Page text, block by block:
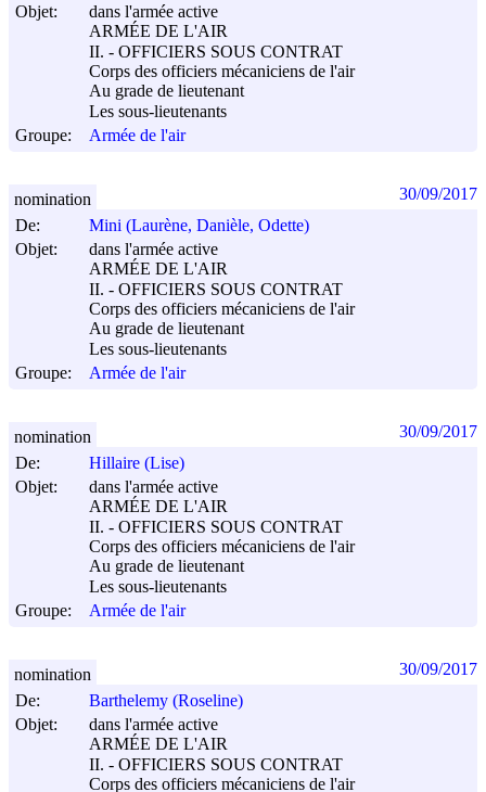
Objet:
dans l'armée active
ARMÉE DE L'AIR
II. - OFFICIERS SOUS CONTRAT
Corps des officiers mécaniciens de l'air
Au grade de lieutenant
Les sous-lieutenants
Groupe:
Armée de l'air
De:
Mini (Laurène, Danièle, Odette)
Objet:
dans l'armée active
ARMÉE DE L'AIR
II. - OFFICIERS SOUS CONTRAT
Corps des officiers mécaniciens de l'air
Au grade de lieutenant
Les sous-lieutenants
Groupe:
Armée de l'air
nomination 30/09/2017
De:
Hillaire (Lise)
Objet:
dans l'armée active
ARMÉE DE L'AIR
II. - OFFICIERS SOUS CONTRAT
Corps des officiers mécaniciens de l'air
Au grade de lieutenant
Les sous-lieutenants
Groupe:
Armée de l'air
nomination 30/09/2017
De:
Barthelemy (Roseline)
Objet:
dans l'armée active
ARMÉE DE L'AIR
II. - OFFICIERS SOUS CONTRAT
Corps des officiers mécaniciens de l'air
nomination 30/09/2017